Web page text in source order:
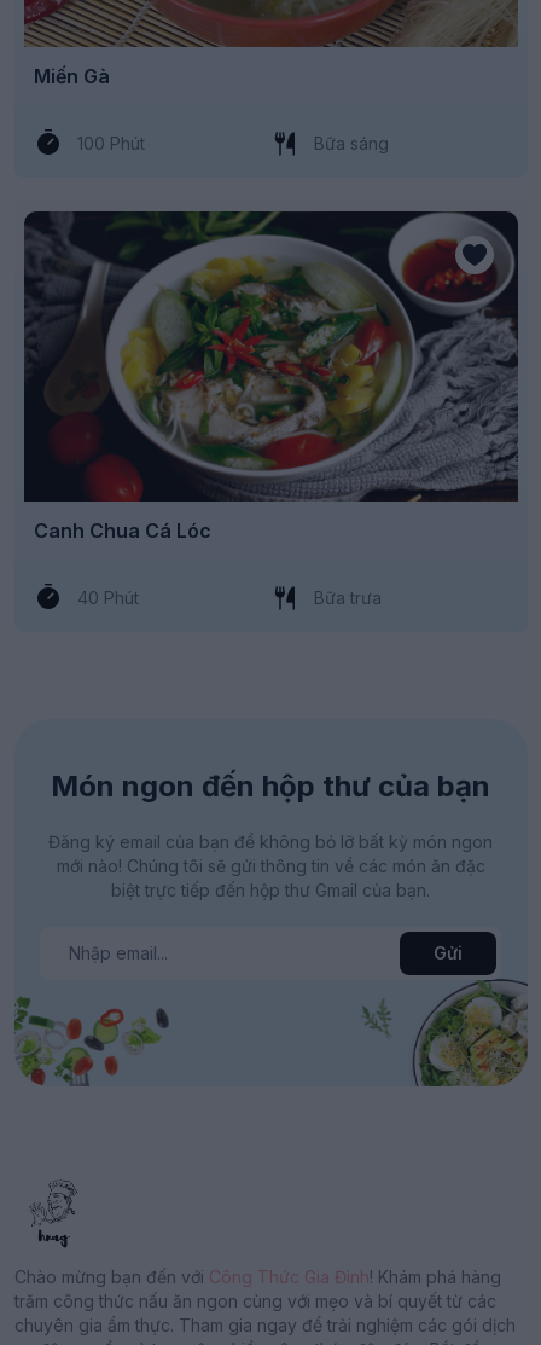
Miến Gà
100 Phút Bữa sáng
Canh Chua Cá Lóc
40 Phút Bữa trưa
Món ngon đến hộp thư của bạn
Đăng ký email của bạn để không bỏ lỡ bất kỳ món ngon
mới nào! Chúng tôi sẽ gửi thông tin về các món ăn đặc
biệt trực tiếp đến hộp thư Gmail của bạn.
Gửi
Chào mừng bạn đến với Công Thức Gia Đình! Khám phá hàng
trăm công thức nấu ăn ngon cùng với mẹo và bí quyết từ các
chuyên gia ẩm thực. Tham gia ngay để trải nghiệm các gói dịch